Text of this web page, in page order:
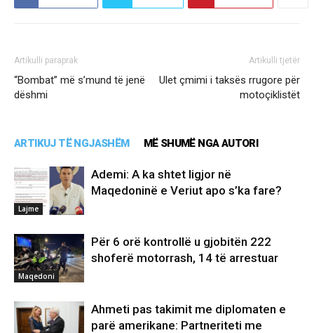
Artikulli paraprak
“Bombat” m­ë s’mund të jenë
dëshmi
Artikulli tjetër
Ulet çmimi i taksës rrugore për
motoçiklistët
ARTIKUJ TË NGJASHËM MË SHUMË NGA AUTORI
Lajme
Ademi: A ka shtet ligjor në
Maqedoninë e Veriut apo s’ka fare?
Maqedoni
Për 6 orë kontrollë u gjobitën 222
shoferë motorrash, 14 të arrestuar
Ahmeti pas takimit me diplomaten e
parë amerikane: Partneriteti me